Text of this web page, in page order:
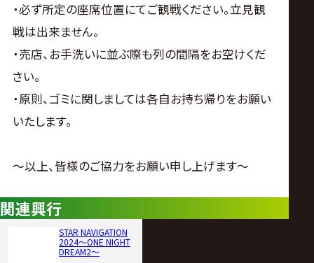
・必ず所定の座席位置にてご観戦ください。立見観
戦は出来ません。
・売店、お手洗いに並ぶ際も列の間隔をお空けくだ
さい。
・原則、ゴミに関しましては各自お持ち帰りをお願い
いたします。
～以上、皆様のご協力をお願い申し上げます～
関連興行
STAR NAVIGATION
2024〜ONE NIGHT
DREAM2〜